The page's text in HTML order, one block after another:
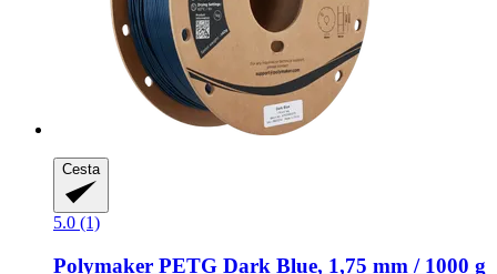
Cesta
5.0 (1)
Polymaker PETG Dark Blue, 1,75 mm / 1000 g